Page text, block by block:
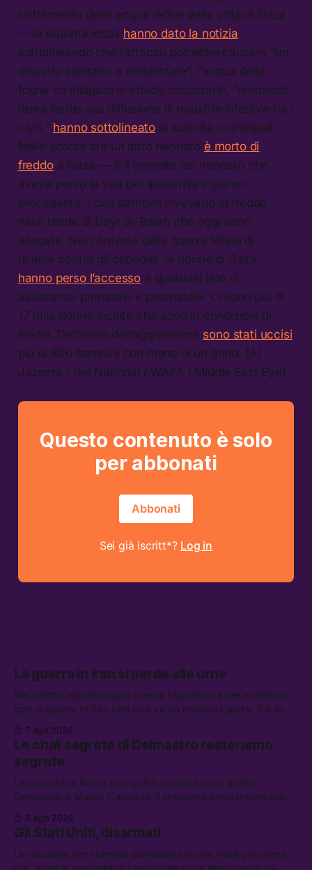
trattamento delle acque reflue della città di Gaza
— le autorità locali hanno dato la notizia
sottolineando che l’attacco potrebbe causare “un
disastro sanitario e ambientale”: l’acqua delle
fogne ha allagato le strade circostanti, “rendendo
l’area fertile alla diffusione di malattie infettive tra i
civili,” hanno sottolineato le autorità municipali.
Nelle scorse ore un altro neonato è morto di
freddoa Gaza — è il gemello del neonato che
aveva perso la vita per ipotermia il giorno
precedente. I due bambini vivevano al freddo
nelle tende di Dayr al-Balah che oggi sono
allagate. Nel contesto della guerra totale di
Israele contro gli ospedali, le donne di Gaza
hanno perso l’accesso a qualsiasi tipo di
assistenza prenatale e postnatale. Ci sono più di
17 mila donne incinte che sono in condizioni di
inedia. Dall’inizio dell’aggressione sono stati uccisi
più di 800 bambini con meno di un anno. (Al
Jazeera / the National / WAFA / Middle East Eye)
Questo contenuto è solo
per abbonati
Abbonati
Sei già iscritt*? Log in
La guerra in Iran si perde alle urne
Nel partito repubblicano cresce l’agitazione per le elezioni,
con la guerra in Iran che non va da nessuna parte. Tra le
lavoro, Schlein prova a mettere in sicurezza la coalizione, e
che cos’è lo “Spiralismo,” la religione degli agenti IA
7 ago 2026
Le chat segrete di Delmastro resteranno
segrete
La procura di Roma non potrà scoprire cosa diceva
Delmastro a Mauro Caroccia, il presunto prestanome del
attacchi in Libano, il governo chiederà 36 miliardi di
flessibilità in armi e energia, e Grokipedia è già stata
abbandonata
6 ago 2026
Gli Stati Uniti, disarmati
Un accordo per Hormuz potrebbe arrivare nelle prossime
ore, mentre aumentano i retroscena che descrivono gli